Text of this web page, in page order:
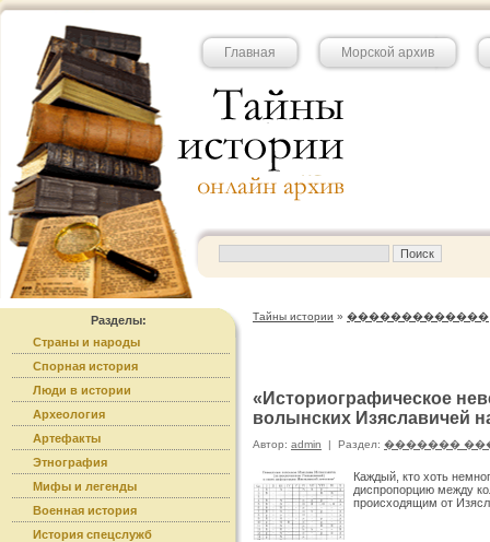
Главная Морской архив
Разделы:
Страны и народы
Спорная история
Люди в истории
Археология
Артефакты
Этнография
Мифы и легенды
Военная история
История спецслужб
Тайны истории » �������������
«Историографическое
волынских Изяславичей
Автор: admin | Раздел: �������
Каждый, кто хоть
диспропорцию между
происходящим от